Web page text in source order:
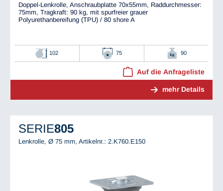
Doppel-Lenkrolle, Anschraubplatte 70x55mm, Raddurchmesser:
75mm, Tragkraft: 90 kg, mit spurfreier grauer
Polyurethanbereifung (TPU) / 80 shore A
102 75 90
Auf die Anfrageliste
mehr Details
SERIE805
Lenkrolle, Ø 75 mm, Artikelnr.: 2.K760.E150